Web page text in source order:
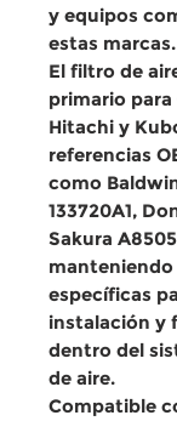
y equipos
estas marcas.
El filtro de
primario para
Hitachi y
referencias
como
133720A1,
Sakura
específicas
instalación y
dentro del
de aire.
Compatible